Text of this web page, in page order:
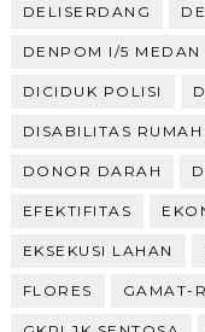
DELISERDANG
DENPOM I/5 MEDAN
DICIDUK POLISI
DISABILITAS RUMAH
DONOR DARAH
EFEKTIFITAS
EKSEKUSI LAHAN
FLORES GAMAT-